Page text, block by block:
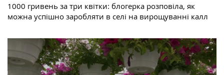
1000 гривень за три квітки: блогерка розповіла, як
можна успішно заробляти в селі на вирощуванні калл